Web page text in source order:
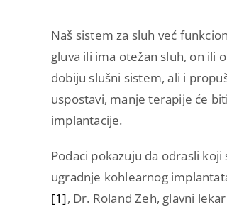
Naš sistem za sluh već
gluva ili ima otežan sluh, on ili
dobiju slušni sistem, ali i
uspostavi, manje terapije će
implantacije.
Podaci pokazuju da odrasli
ugradnje kohlearnog
[1], Dr. Roland Zeh, glavni